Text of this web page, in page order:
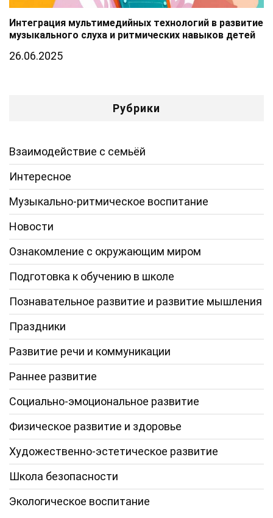
Интеграция мультимедийных технологий в развитие
музыкального слуха и ритмических навыков детей
26.06.2025
Рубрики
Взаимодействие с семьёй
Интересное
Музыкально-ритмическое воспитание
Новости
Ознакомление с окружающим миром
Подготовка к обучению в школе
Познавательное развитие и развитие мышления
Праздники
Развитие речи и коммуникации
Раннее развитие
Социально-эмоциональное развитие
Физическое развитие и здоровье
Художественно-эстетическое развитие
Школа безопасности
Экологическое воспитание